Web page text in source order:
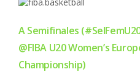
A Semifinales (#SelFemU20
@FIBA U20 Women’s
Championship)